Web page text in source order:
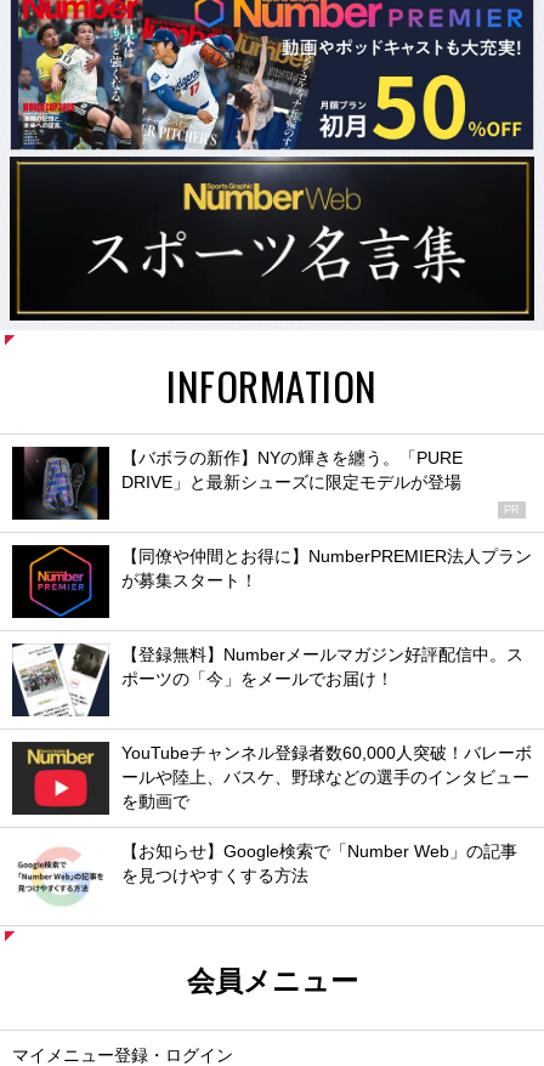
INFORMATION
【バボラの新作】NYの輝きを纏う。「PURE
DRIVE」と最新シューズに限定モデルが登場
PR
【同僚や仲間とお得に】NumberPREMIER法人プラン
が募集スタート！
【登録無料】Numberメールマガジン好評配信中。ス
ポーツの「今」をメールでお届け！
YouTubeチャンネル登録者数60,000人突破！バレーボ
ールや陸上、バスケ、野球などの選手のインタビュー
を動画で
【お知らせ】Google検索で「Number Web」の記事
を見つけやすくする方法
会員メニュー
マイメニュー登録・ログイン